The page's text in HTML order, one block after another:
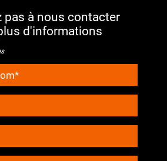
pas à nous contacter
d'informations